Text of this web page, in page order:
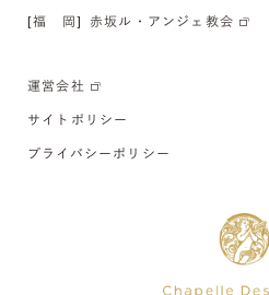
[福 岡] 赤坂ル・アンジェ教会
運営会社
サイトポリシー
プライバシーポリシー